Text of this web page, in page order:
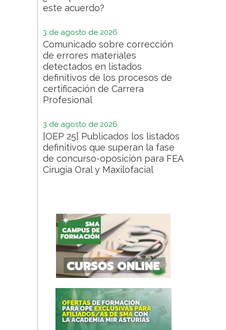
este acuerdo?
3 de agosto de 2026
Comunicado sobre corrección
de errores materiales
detectados en listados
definitivos de los procesos de
certificación de Carrera
Profesional
3 de agosto de 2026
[OEP 25] Publicados los listados
definitivos que superan la fase
de concurso-oposición para FEA
Cirugía Oral y Maxilofacial